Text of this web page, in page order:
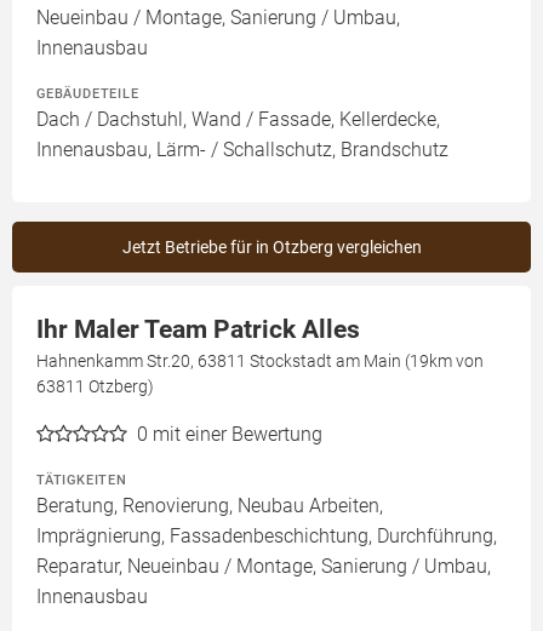
Neueinbau / Montage, Sanierung / Umbau,
Innenausbau
GEBÄUDETEILE
Dach / Dachstuhl, Wand / Fassade, Kellerdecke,
Innenausbau, Lärm- / Schallschutz, Brandschutz
Jetzt Betriebe für in Otzberg vergleichen
Ihr Maler Team Patrick Alles
Hahnenkamm Str.20, 63811 Stockstadt am Main (19km von
63811 Otzberg)
0 mit einer Bewertung
TÄTIGKEITEN
Beratung, Renovierung, Neubau Arbeiten,
Imprägnierung, Fassadenbeschichtung, Durchführung,
Reparatur, Neueinbau / Montage, Sanierung / Umbau,
Innenausbau